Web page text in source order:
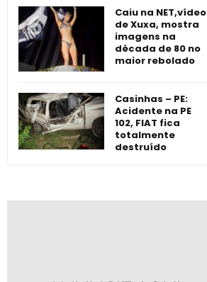
Caiu na NET,vídeo
de Xuxa, mostra
imagens na
década de 80 no
maior rebolado
Casinhas – PE:
Acidente na PE
102, FIAT fica
totalmente
destruído